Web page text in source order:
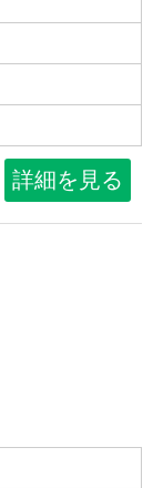
詳細を見る